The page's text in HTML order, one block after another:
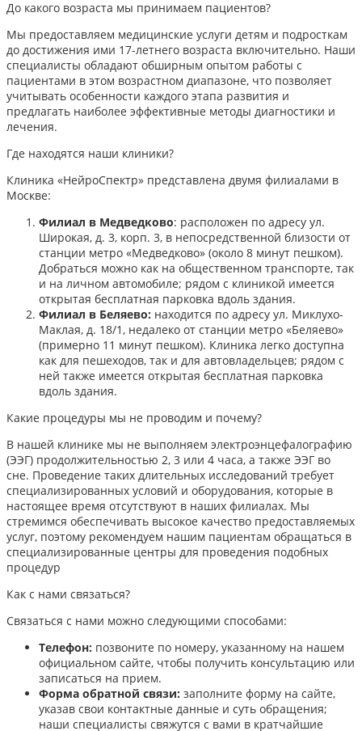
До какого возраста мы принимаем пациентов?
Мы предоставляем медицинские услуги детям и подросткам
до достижения ими 17-летнего возраста включительно. Наши
специалисты обладают обширным опытом работы с
пациентами в этом возрастном диапазоне, что позволяет
учитывать особенности каждого этапа развития и
предлагать наиболее эффективные методы диагностики и
лечения.​
Где находятся наши клиники?
Клиника «НейроСпектр» представлена двумя филиалами в
Москве:​
Филиал в Медведково: расположен по адресу ул.
Широкая, д. 3, корп. 3, в непосредственной близости от
станции метро «Медведково» (около 8 минут пешком).
Добраться можно как на общественном транспорте, так
и на личном автомобиле; рядом с клиникой имеется
открытая бесплатная парковка вдоль здания.
Филиал в Беляево: находится по адресу ул. Миклухо-
Маклая, д. 18/1, недалеко от станции метро «Беляево»
(примерно 11 минут пешком). Клиника легко доступна
как для пешеходов, так и для автовладельцев; рядом с
ней также имеется открытая бесплатная парковка
вдоль здания.
Какие процедуры мы не проводим и почему?
В нашей клинике мы не выполняем электроэнцефалографию
(ЭЭГ) продолжительностью 2, 3 или 4 часа, а также ЭЭГ во
сне. Проведение таких длительных исследований требует
специализированных условий и оборудования, которые в
настоящее время отсутствуют в наших филиалах. Мы
стремимся обеспечивать высокое качество предоставляемых
услуг, поэтому рекомендуем нашим пациентам обращаться в
специализированные центры для проведения подобных
процедур
Как с нами связаться?
Связаться с нами можно следующими способами:​
Телефон: позвоните по номеру, указанному на нашем
официальном сайте, чтобы получить консультацию или
записаться на прием.​
Форма обратной связи: заполните форму на сайте,
указав свои контактные данные и суть обращения;
наши специалисты свяжутся с вами в кратчайшие